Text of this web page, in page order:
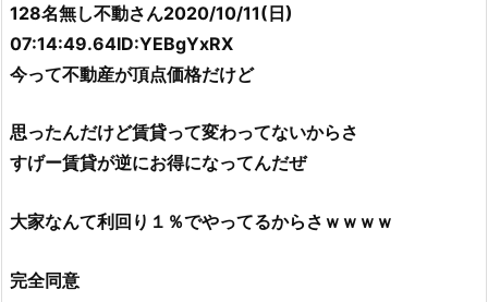
128名無し不動さん2020/10/11(日)
07:14:49.64ID:YEBgYxRX
今って不動産が頂点価格だけど
思ったんだけど賃貸って変わってないからさ
すげー賃貸が逆にお得になってんだぜ
大家なんて利回り１％でやってるからさｗｗｗｗ
完全同意